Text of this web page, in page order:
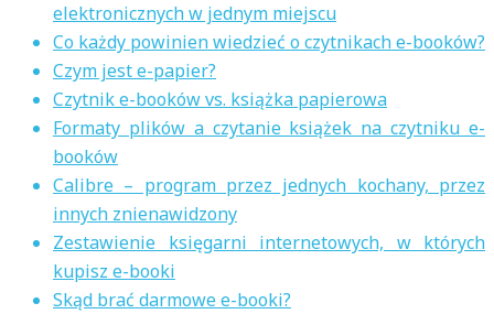
elektronicznych w jednym miejscu
Co każdy powinien wiedzieć o czytnikach e-booków?
Czym jest e-papier?
Czytnik e-booków vs. książka papierowa
Formaty plików a czytanie książek na czytniku e-
booków
Calibre – program przez jednych kochany, przez
innych znienawidzony
Zestawienie księgarni internetowych, w których
kupisz e-booki
Skąd brać darmowe e-booki?